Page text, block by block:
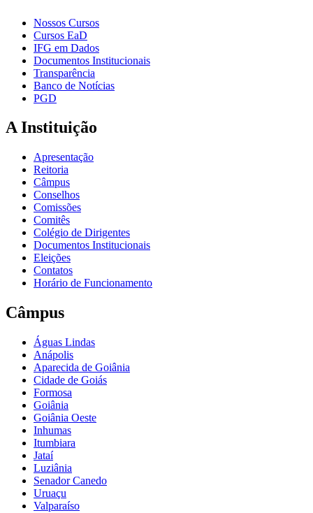
Nossos Cursos
Cursos EaD
IFG em Dados
Documentos Institucionais
Transparência
Banco de Notícias
PGD
A Instituição
Apresentação
Reitoria
Câmpus
Conselhos
Comissões
Comitês
Colégio de Dirigentes
Documentos Institucionais
Eleições
Contatos
Horário de Funcionamento
Câmpus
Águas Lindas
Anápolis
Aparecida de Goiânia
Cidade de Goiás
Formosa
Goiânia
Goiânia Oeste
Inhumas
Itumbiara
Jataí
Luziânia
Senador Canedo
Uruaçu
Valparaíso